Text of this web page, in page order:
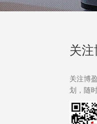
关注
关注博
划，随